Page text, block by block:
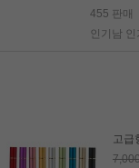
455 판매
인기남
고급